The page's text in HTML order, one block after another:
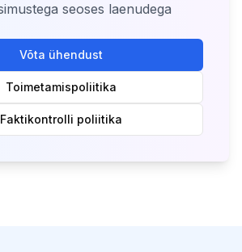
seoses laenudega
Võta ühendust
Toimetamispoliitika
Faktikontrolli poliitika